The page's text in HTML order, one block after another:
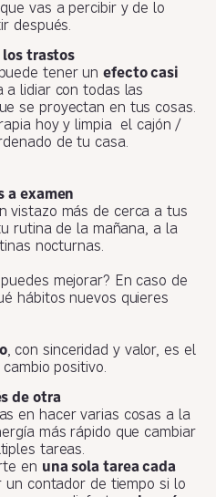
vas a percibir y de lo
después.
los trastos
tener unefecto casi
a lidiar con todas las
se proyectan en tus cosas.
hoy y limpia el cajón /
de tu casa.
a examen
vistazo más de cerca a tus
rutina de la mañana, a la
nocturnas.
mejorar? En caso de
hábitos nuevos quieres
, con sinceridad y valor, es el
positivo.
de otra
en hacer varias cosas a la
más rápido que cambiar
tareas.
en una sola tarea cada
un contador de tiempo si lo